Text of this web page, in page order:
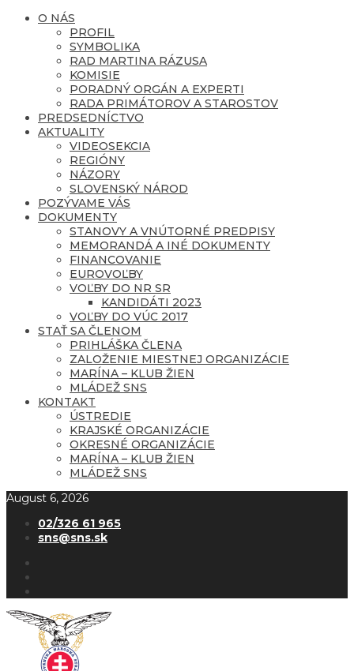
O NÁS
PROFIL
SYMBOLIKA
RAD MARTINA RÁZUSA
KOMISIE
PORADNÝ ORGÁN A EXPERTI
RADA PRIMÁTOROV A STAROSTOV
PREDSEDNÍCTVO
AKTUALITY
VIDEOSEKCIA
REGIÓNY
NÁZORY
SLOVENSKÝ NÁROD
POZÝVAME VÁS
DOKUMENTY
STANOVY A VNÚTORNÉ PREDPISY
MEMORANDÁ A INÉ DOKUMENTY
FINANCOVANIE
EUROVOĽBY
VOĽBY DO NR SR
KANDIDÁTI 2023
VOĽBY DO VÚC 2017
STAŤ SA ČLENOM
PRIHLÁŠKA ČLENA
ZALOŽENIE MIESTNEJ ORGANIZÁCIE
MARÍNA – KLUB ŽIEN
MLÁDEŽ SNS
KONTAKT
ÚSTREDIE
KRAJSKÉ ORGANIZÁCIE
OKRESNÉ ORGANIZÁCIE
MARÍNA – KLUB ŽIEN
MLÁDEŽ SNS
August 6, 2026
02/326 61 965
sns@sns.sk